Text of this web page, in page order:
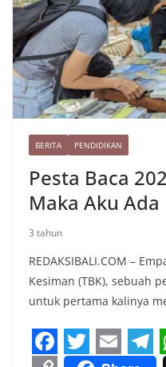
BERITA PENDIDIKAN
Pesta Baca
Maka Aku Ada
3 tahun
REDAKSIBALI.COM –
Kesiman (TBK), sebuah
untuk pertama kalinya